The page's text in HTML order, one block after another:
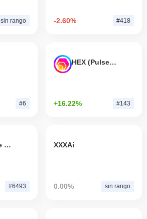
sin rango -2.60% #418
#6
HEX (Pulsechain)
+16.22% #143
The White Bull
#6493
XXXAi
0.00% sin rango